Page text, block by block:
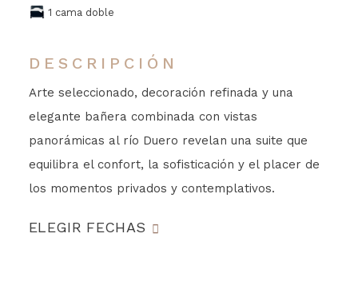
1 cama doble
DESCRIPCIÓN
Arte seleccionado, decoración refinada y una
elegante bañera combinada con vistas
panorámicas al río Duero revelan una suite que
equilibra el confort, la sofisticación y el placer de
los momentos privados y contemplativos.
ELEGIR FECHAS